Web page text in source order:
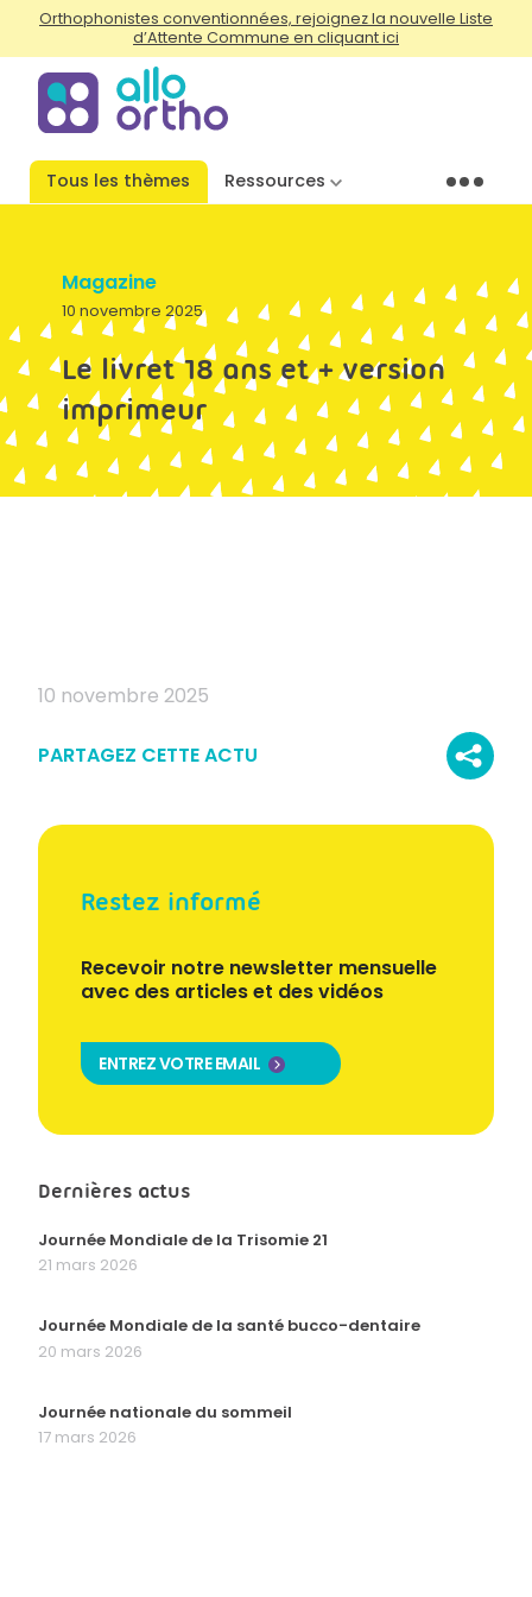
Orthophonistes conventionnées, rejoignez la nouvelle Liste
d’Attente Commune en cliquant ici
Tous les thèmes Ressources Menu
Magazine
10 novembre 2025
Le livret 18 ans et + version
imprimeur
Restez informé
Recevoir notre newsletter mensuelle
avec des articles et des vidéos
ENTREZ VOTRE EMAIL
Dernières actus
Journée Mondiale de la Trisomie 21
21 mars 2026
Journée Mondiale de la santé bucco-dentaire
20 mars 2026
Journée nationale du sommeil
17 mars 2026
10 novembre 2025
PARTAGEZ CETTE ACTU